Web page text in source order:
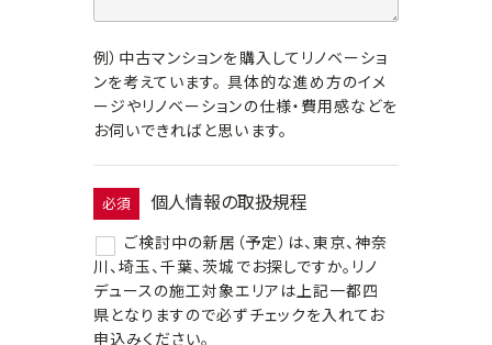
例）中古マンションを購入してリノベーショ
ンを考えています。 具体的な進め方のイメ
ージやリノベーションの仕様・費用感などを
お伺いできればと思います。
必須 個人情報の取扱規程
ご検討中の新居（予定）は、東京、神奈
川、埼玉、千葉、茨城でお探しですか。リノ
デュースの施工対象エリアは上記一都四
県となりますので必ずチェックを入れてお
申込みください。